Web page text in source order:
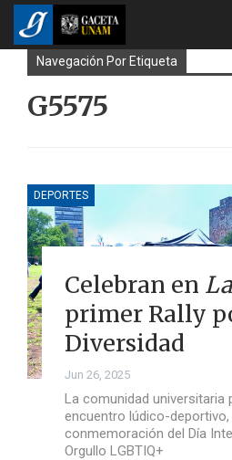
Navegación Por Etiqueta
G5575
DEPORTES
Celebran en
primer Rally
Diversidad
Jun 26, 2025
La comunidad universitaria
encuentro lúdico-deportivo,
conmemoración del Día
Orgullo LGBTIQ+